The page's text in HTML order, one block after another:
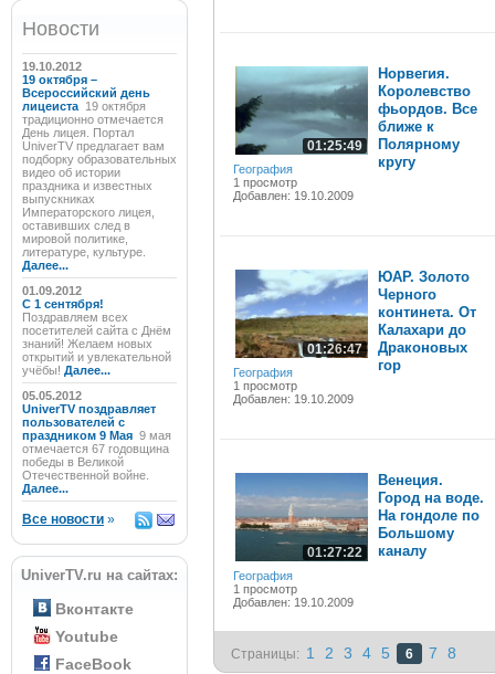
Новости
19.10.2012
19 октября –
Всероссийский день
лицеиста 19 октября
традиционно отмечается
День лицея. Портал
UniverTV предлагает вам
подборку образовательных
видео об истории
праздника и известных
выпускниках
Императорского лицея,
оставивших след в
мировой политике,
литературе, культуре.
Далее...
01.09.2012
C 1 сентября!
Поздравляем всех
посетителей сайта с Днём
знаний! Желаем новых
открытий и увлекательной
учёбы! Далее...
05.05.2012
UniverTV поздравляет
пользователей с
праздником 9 Мая 9 мая
отмечается 67 годовщина
победы в Великой
Отечественной войне.
Далее...
Все новости »
UniverTV.ru на сайтах:
Вконтакте
Youtube
FaceBook
01:25:49
География
1 просмотр
Добавлен: 19.10.2009
Норвегия.
Королевство
фьордов. Все
ближе к
Полярному
кругу
01:26:47
География
1 просмотр
Добавлен: 19.10.2009
ЮАР. Золото
Черного
континета. От
Калахари до
Драконовых
гор
01:27:22
География
1 просмотр
Добавлен: 19.10.2009
Венеция.
Город на воде.
На гондоле по
Большому
каналу
Страницы: 1 2 3 4 5 6 7 8